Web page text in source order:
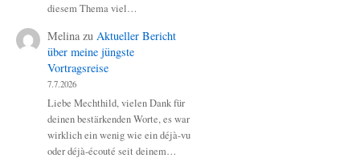
diesem Thema viel…
Melina zu Aktueller Bericht
über meine jüngste
Vortragsreise
7.7.2026
Liebe Mechthild, vielen Dank für
deinen bestärkenden Worte, es war
wirklich ein wenig wie ein déjà-vu
oder déjà-écouté seit deinem…